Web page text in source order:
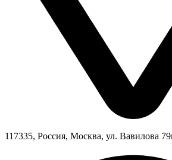
117335, Россия, Москва, ул. Вавилова